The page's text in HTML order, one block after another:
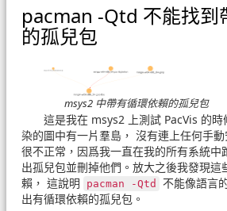
pacman -Qtd 不能找到
的孤兒包
msys2 中帶有循環依賴的孤兒包
這是我在 msys2 上測試 PacVis 的
染的圖中有一片羣島， 沒有連上任何手
很不正常，因爲我一直在我的所有系統中
出孤兒包並刪掉他們。放大之後我發現這
賴， 這說明
pacman -Qtd
不能像語言
出有循環依賴的孤兒包。